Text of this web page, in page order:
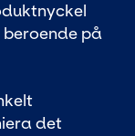
beroende på
det